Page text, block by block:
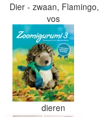
Dier - zwaan, Flamingo,
vos
dieren